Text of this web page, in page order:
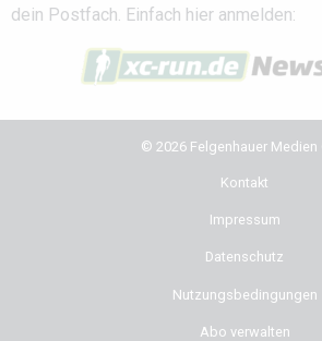
dein Postfach. Einfach hier anmelden:
© 2026 Felgenhauer Medien
Kontakt
Impressum
Datenschutz
Nutzungsbedingungen
Abo verwalten